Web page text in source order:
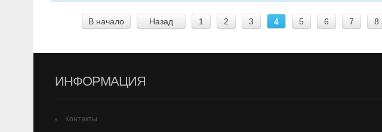
В начало Назад 1 2 3 4 5 6 7 8
ИНФОРМАЦИЯ
Контакты